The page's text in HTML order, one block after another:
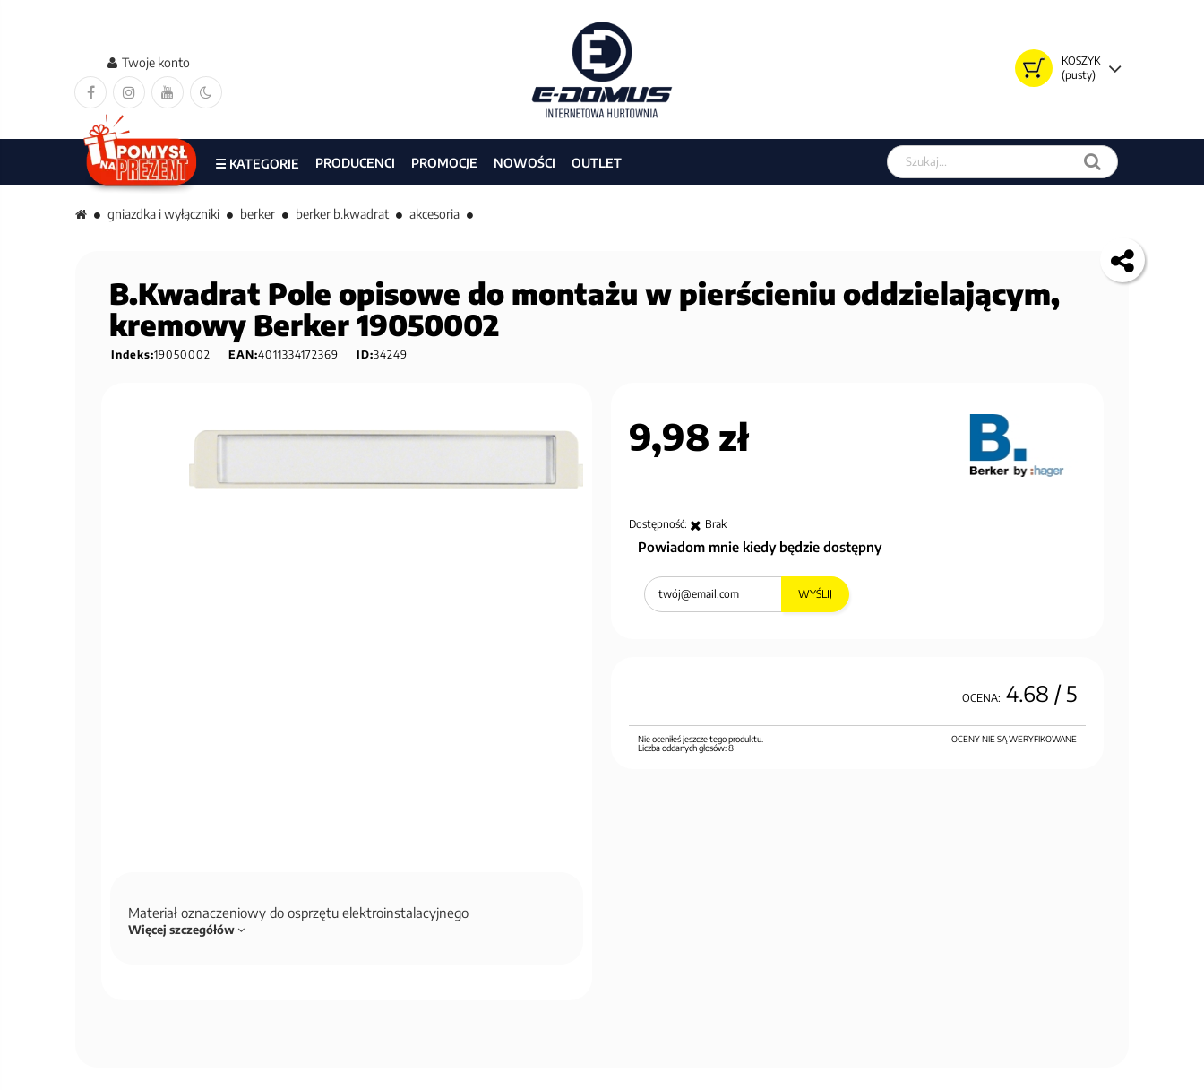
KOSZYK
(pusty)
Twoje konto
Szukaj w sklepie
☰ KATEGORIE PRODUCENCI PROMOCJE NOWOŚCI OUTLET
gniazdka i wyłączniki berker berker b.kwadrat akcesoria
B.Kwadrat Pole opisowe do montażu w pierścieniu oddzielającym,
kremowy Berker 19050002
Indeks:19050002 EAN:4011334172369 ID:34249
Materiał oznaczeniowy do osprzętu elektroinstalacyjnego
Więcej szczegółów
9,98 zł
Dostępność: Brak
Powiadom mnie kiedy będzie dostępny
WYŚLIJ
OCENA: 4.68 / 5
OCENY NIE SĄ WERYFIKOWANE
Nie oceniłeś jeszcze tego produktu.
Liczba oddanych głosów:8